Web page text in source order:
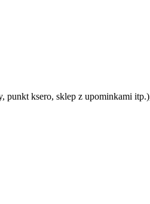
punkt ksero, sklep z upominkami